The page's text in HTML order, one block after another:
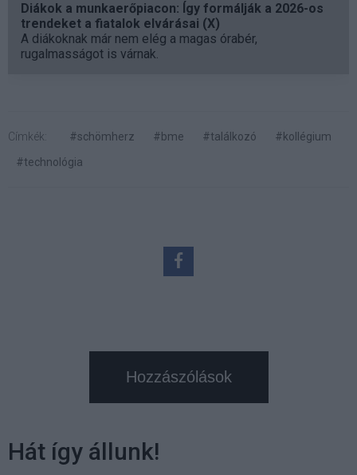
Diákok a munkaerőpiacon: Így formálják a 2026-os
trendeket a fiatalok elvárásai (X)
A diákoknak már nem elég a magas órabér,
rugalmasságot is várnak.
Címkék: #schömherz #bme #találkozó
#kollégium
#technológia
Hozzászólások
Hát így állunk!